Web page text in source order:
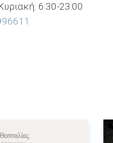
6:30-23:00